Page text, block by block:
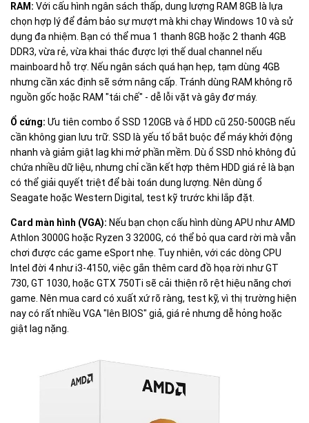
RAM: Với cấu hình ngân sách thấp, dung lượng RAM 8GB là lựa
chọn hợp lý để đảm bảo sự mượt mà khi chạy Windows 10 và sử
dụng đa nhiệm. Bạn có thể mua 1 thanh 8GB hoặc 2 thanh 4GB
DDR3, vừa rẻ, vừa khai thác được lợi thế dual channel nếu
mainboard hỗ trợ. Nếu ngân sách quá hạn hẹp, tạm dùng 4GB
nhưng cần xác định sẽ sớm nâng cấp. Tránh dùng RAM không rõ
nguồn gốc hoặc RAM "tái chế" - dễ lỗi vặt và gây đơ máy.
Ổ cứng: Ưu tiên combo ổ SSD 120GB và ổ HDD cũ 250-500GB nếu
cần không gian lưu trữ. SSD là yếu tố bắt buộc để máy khởi động
nhanh và giảm giật lag khi mở phần mềm. Dù ổ SSD nhỏ không đủ
chứa nhiều dữ liệu, nhưng chỉ cần kết hợp thêm HDD giá rẻ là bạn
có thể giải quyết triệt để bài toán dung lượng. Nên dùng ổ
Seagate hoặc Western Digital, test kỹ trước khi lắp đặt.
Card màn hình (VGA): Nếu bạn chọn cấu hình dùng APU như AMD
Athlon 3000G hoặc Ryzen 3 3200G, có thể bỏ qua card rời mà vẫn
chơi được các game eSport nhẹ. Tuy nhiên, với các dòng CPU
Intel đời 4 như i3-4150, việc gắn thêm card đồ họa rời như GT
730, GT 1030, hoặc GTX 750Ti sẽ cải thiện rõ rệt hiệu năng chơi
game. Nên mua card có xuất xứ rõ ràng, test kỹ, vì thị trường hiện
nay có rất nhiều VGA "lên BIOS" giả, giá rẻ nhưng dễ hỏng hoặc
giật lag nặng.